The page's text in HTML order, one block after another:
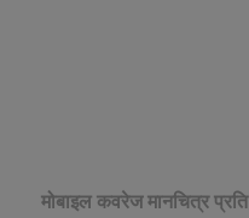
मोबाइल कवरेज मानचित्र प्रति